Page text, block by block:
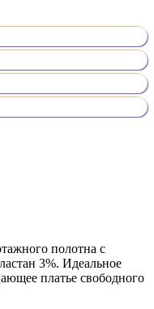
полотна с
3%. Идеальное
платье свободного